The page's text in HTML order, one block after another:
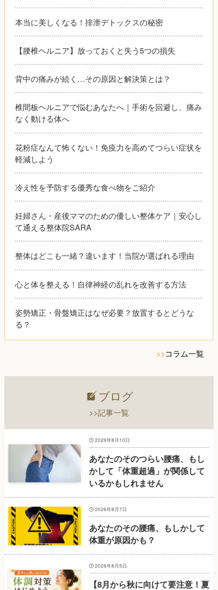
本当に美しくなる！排泄デトックスの秘密
【腰椎ヘルニア】放っておくと失う5つの損失
背中の痛みが続く…その原因と解決策とは？
椎間板ヘルニアで悩むあなたへ｜手術を回避し、痛み
なく動ける体へ
花粉症なんて怖くない！免疫力を高めてつらい症状を
軽減しよう
冷え性を予防する優秀な食べ物をご紹介
妊婦さん・産後ママのための優しい整体ケア｜安心し
て通える整体院SARA
整体はどこも一緒？違います！当院が選ばれる理由
心と体を整える！自律神経の乱れを改善する方法
姿勢矯正・骨盤矯正はなぜ必要？放置するとどうな
る？
>>コラム一覧
ブログ
>>記事一覧
あなたのそのつらい腰痛、もし
かして「体重超過」が関係して
いるかもしれません
2026年8月10日
あなたのその腰痛、もしかして
体重が原因かも？
2026年8月7日
【8月から秋に向けて要注意！夏
2026年8月5日